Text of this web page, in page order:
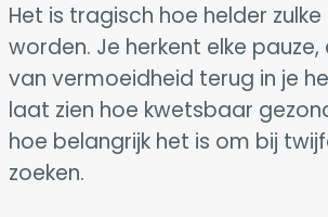
Het is tragisch hoe helder
worden. Je herkent elke pauze,
van vermoeidheid terug in je
laat zien hoe kwetsbaar
hoe belangrijk het is om bij
zoeken.